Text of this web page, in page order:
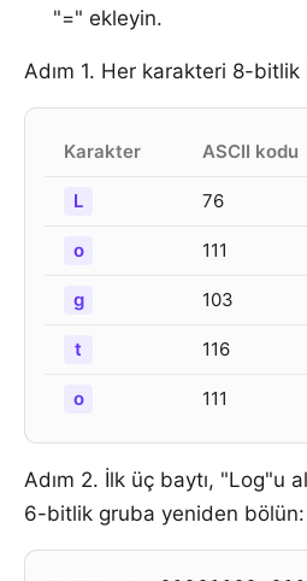
"=" ekleyin.
Adım 1. Her karakteri 8-bitlik
Karakter ASCII kodu
L 76
o 111
g 103
t 116
o 111
Adım 2. İlk üç baytı, "Log"u
6-bitlik gruba yeniden bölün: